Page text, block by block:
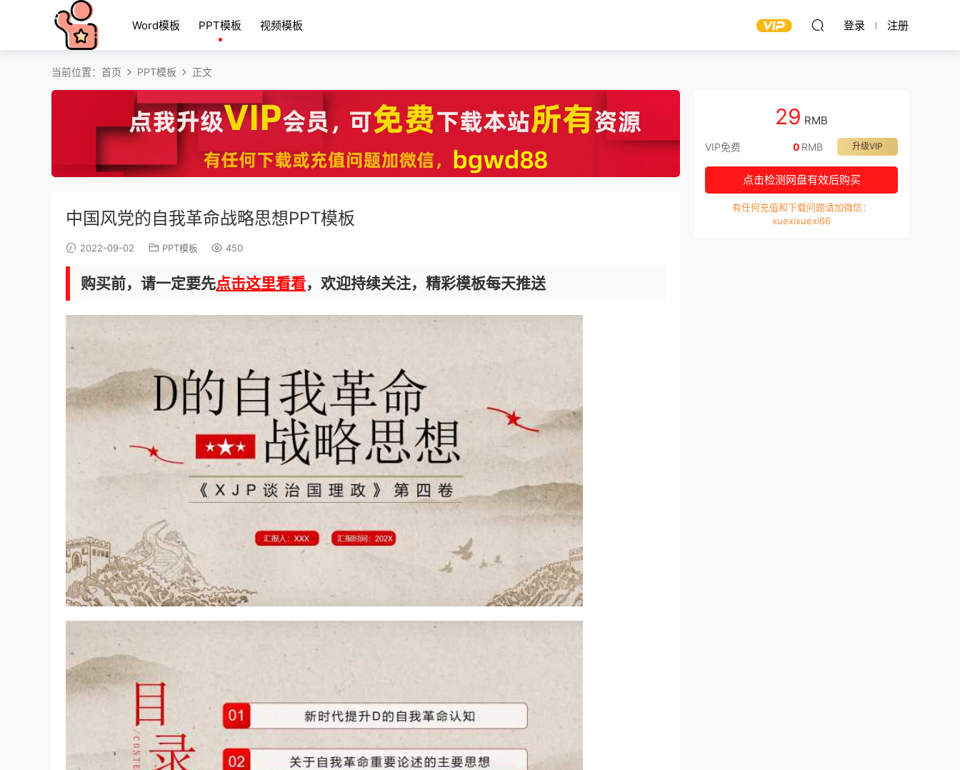
Word模板 PPT模板 视频模板 登录 注册
当前位置： 首页 PPT模板 正文
中国风党的自我革命战略思想PPT模板
2022-09-02 PPT模板 450
购买前，请一定要先点击这里看看，欢迎持续关注，精彩模板每天推送
29 RMB
VIP免费 升级VIP
0 RMB
点击检测网盘有效后购买
有任何充值和下载问题请加微信：
xuexixuexi66